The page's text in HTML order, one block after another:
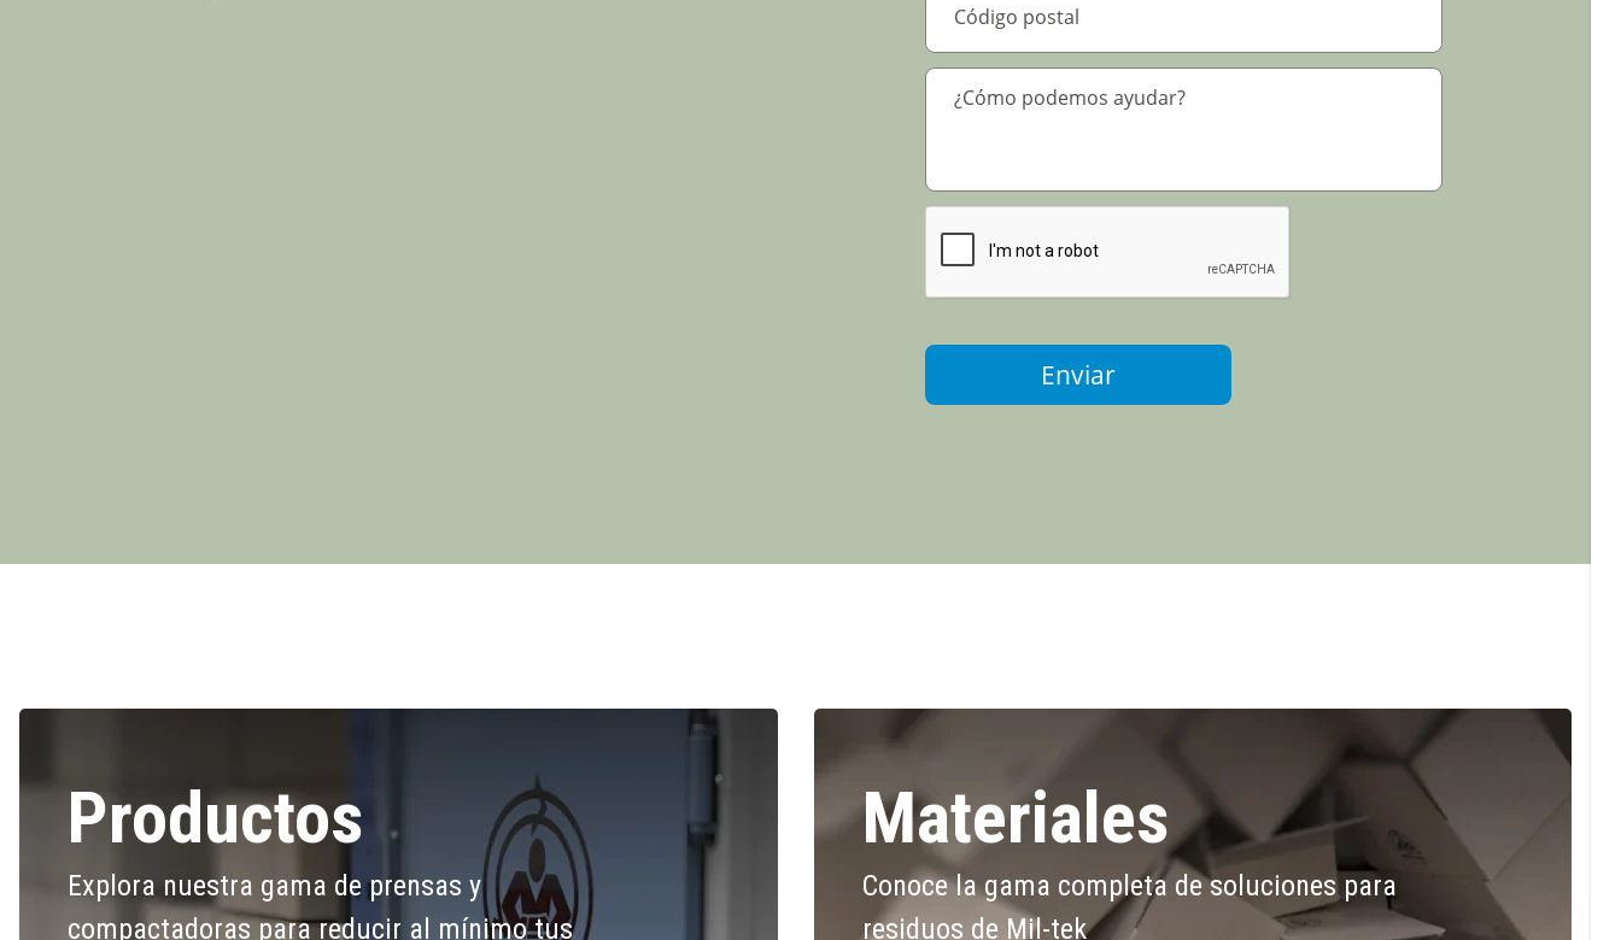
Enviar
Productos
Explora nuestra gama de prensas y
compactadoras para reducir al mínimo tus
Materiales
Conoce la gama completa de soluciones para
residuos de Mil-tek